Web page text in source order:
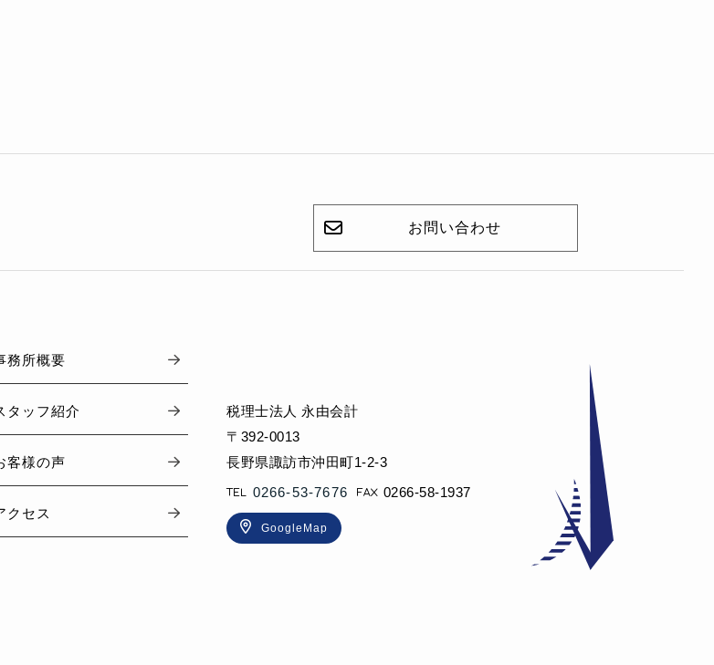
お問い合わせ
務所概要
タッフ紹介
客様の声
クセス
税理士法人 永由会計
〒392-0013
長野県諏訪市沖田町1-2-3
0266-53-7676
0266-58-1937
GoogleMap